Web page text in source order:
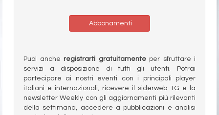
Abbonamenti
Puoi anche registrarti gratuitamenteper sfruttare i
servizi a disposizione di tutti gli utenti. Potrai
partecipare ai nostri eventi con i principali player
italiani e internazionali, ricevere il siderweb TG e la
newsletter Weekly con gli aggiornamenti più rilevanti
della settimana, accedere a pubblicazioni e analisi